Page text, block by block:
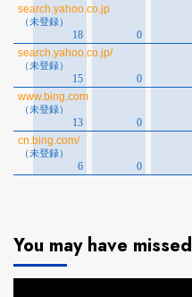
You may have missed